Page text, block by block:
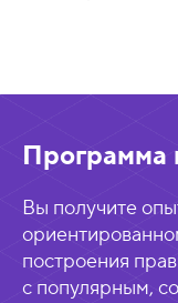
Программа
Вы получите
построения
с популярным,